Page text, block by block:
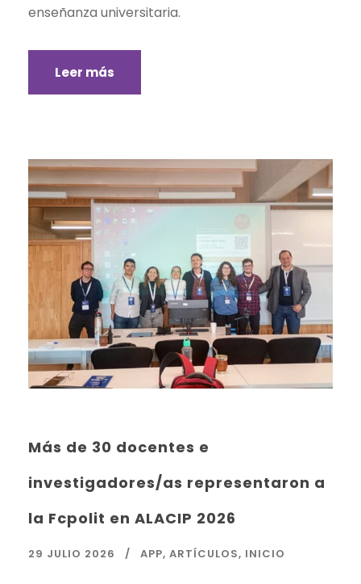
enseñanza universitaria.
Leer más
Más de 30 docentes e
investigadores/as representaron a
la Fcpolit en ALACIP 2026
29 JULIO 2026 APP, ARTÍCULOS, INICIO